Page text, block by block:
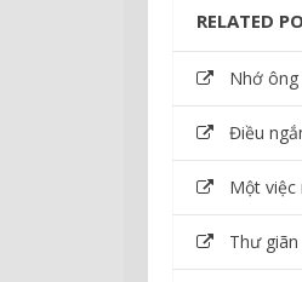
RELATED
Nhớ ông
Điều
Một việc
Thư